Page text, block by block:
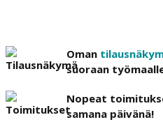
Oman
suoraan
Nopeat
samana päivänä!